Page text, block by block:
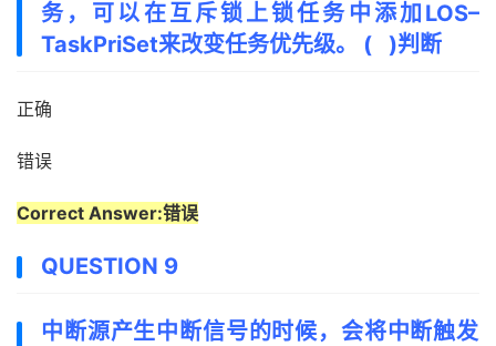
务，可以在互斥锁上锁任务中添加LOS–
TaskPriSet来改变任务优先级。 ( )判断
正确
错误
Correct Answer:错误
QUESTION 9
中断源产生中断信号的时候，会将中断触发